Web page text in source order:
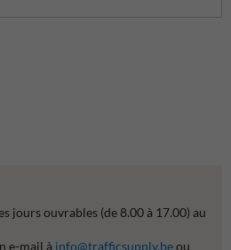
jours ouvrables (de 8.00 à 17.00) au
e-mail à info@trafficsupply.beou